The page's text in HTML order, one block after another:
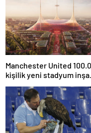
Manchester United
kişilik yeni stadyum inşa